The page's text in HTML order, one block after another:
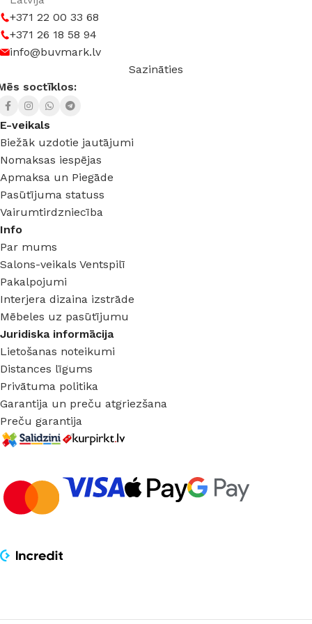
+371 22 00 33 68
+371 26 18 58 94
info@buvmark.lv
Sazināties
soctīklos:
E-veikals
Biežāk uzdotie jautājumi
Nomaksas iespējas
Apmaksa un Piegāde
Pasūtījuma statuss
Vairumtirdzniecība
Info
Par mums
Salons-veikals Ventspilī
Pakalpojumi
Interjera dizaina izstrāde
Mēbeles uz pasūtījumu
Juridiska informācija
Lietošanas noteikumi
Distances līgums
Privātuma politika
Garantija un preču atgriezšana
Preču garantija